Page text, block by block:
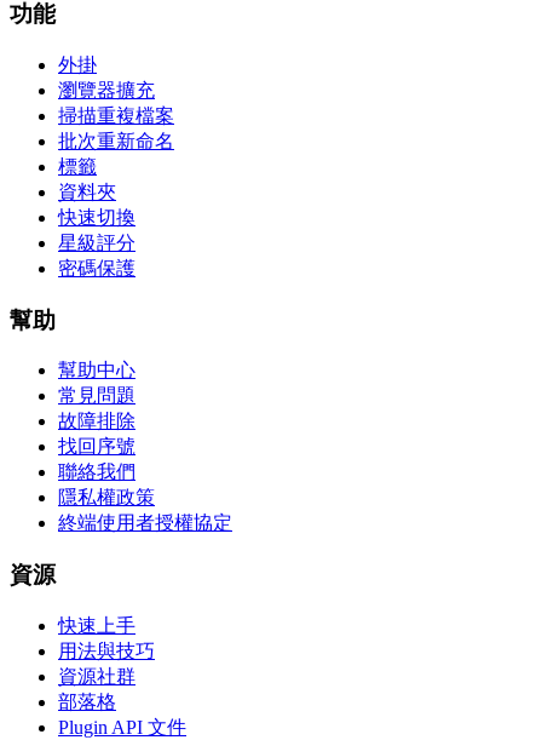
功能
外掛
瀏覽器擴充
掃描重複檔案
批次重新命名
標籤
資料夾
快速切換
星級評分
密碼保護
幫助
幫助中心
常見問題
故障排除
找回序號
聯絡我們
隱私權政策
終端使用者授權協定
資源
快速上手
用法與技巧
資源社群
部落格
Plugin API 文件